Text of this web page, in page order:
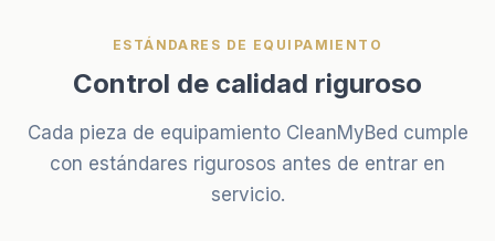
ESTÁNDARES DE EQUIPAMIENTO
Control de calidad riguroso
Cada pieza de equipamiento CleanMyBed cumple
con estándares rigurosos antes de entrar en
servicio.